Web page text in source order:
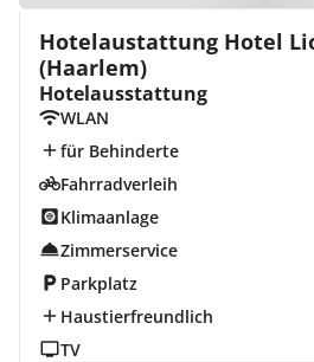
Hotelaustattung Hotel
(Haarlem)
Hotelausstattung
WLAN
für Behinderte
Fahrradverleih
Klimaanlage
Zimmerservice
Parkplatz
Haustierfreundlich
TV